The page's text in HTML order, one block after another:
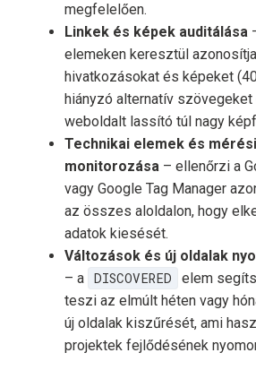
megfelelően.
Linkek és képek auditálása
elemeken keresztül
hivatkozásokat és képeket
hiányzó alternatív szövegeket
weboldalt lassító túl nagy
Technikai elemek és
monitorozása – ellenőrzi a
vagy Google Tag Manager
az összes aloldalon, hogy
adatok kiesését.
Változások és új oldalak
– a DISCOVERED
elem
teszi az elmúlt héten vagy
új oldalak kiszűrését, ami
projektek fejlődésének